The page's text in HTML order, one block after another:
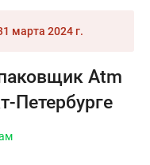
марта 2024 г.
Atm
Петербурге